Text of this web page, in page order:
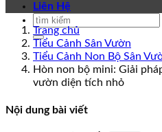
Liên Hệ
Trang chủ
Tiểu Cảnh Sân Vườn
Tiểu Cảnh Non Bộ Sân
Hòn non bộ mini: Giải
vườn diện tích nhỏ
Nội dung bài viết